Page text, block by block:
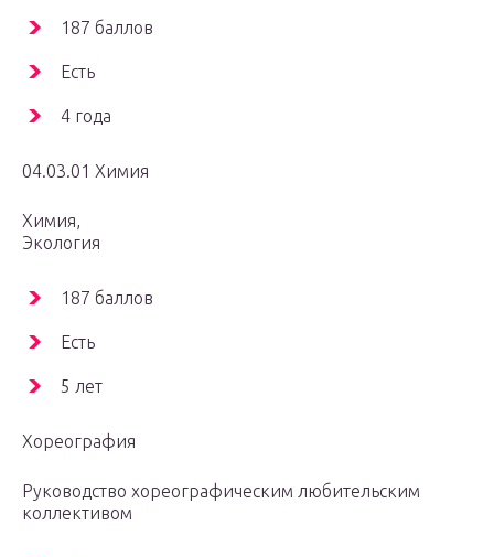
187 баллов
Есть
4 года
04.03.01 Химия
Химия,
Экология
187 баллов
Есть
5 лет
Хореография
Руководство хореографическим любительским
коллективом